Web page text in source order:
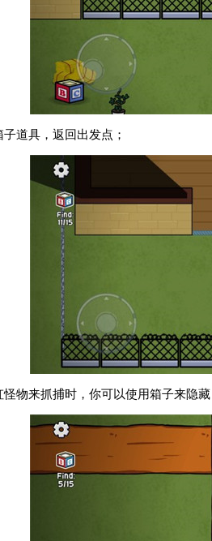
子道具，返回出发点；
怪物来抓捕时，你可以使用箱子来隐藏